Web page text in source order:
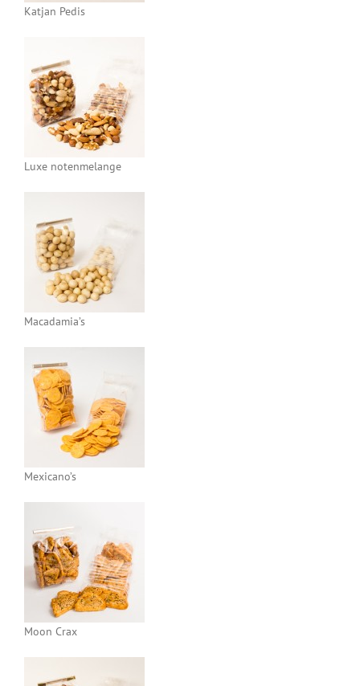
Katjan Pedis
Luxe notenmelange
Macadamia’s
Mexicano’s
Moon Crax